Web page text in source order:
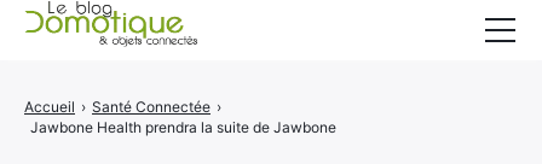
Accueil › Santé Connectée ›
Jawbone Health prendra la suite de Jawbone
Catégories